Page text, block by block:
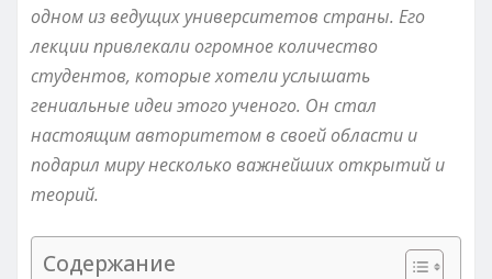
одном из ведущих университетов страны. Его
лекции привлекали огромное количество
студентов, которые хотели услышать
гениальные идеи этого ученого. Он стал
настоящим авторитетом в своей области и
подарил миру несколько важнейших открытий и
теорий.
Содержание